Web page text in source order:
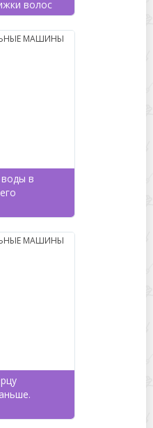
волос
в
МАШИНЫ
МАШИНЫ